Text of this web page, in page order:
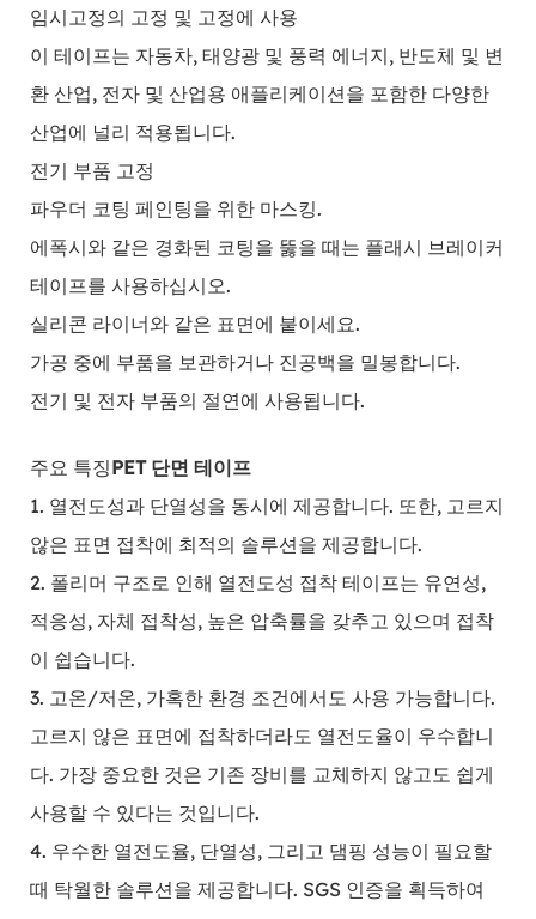
임시고정의 고정 및 고정에 사용
이 테이프는 자동차, 태양광 및 풍력 에너지, 반도체 및 변
환 산업, 전자 및 산업용 애플리케이션을 포함한 다양한
산업에 널리 적용됩니다.
전기 부품 고정
파우더 코팅 페인팅을 위한 마스킹.
에폭시와 같은 경화된 코팅을 뚫을 때는 플래시 브레이커
테이프를 사용하십시오.
실리콘 라이너와 같은 표면에 붙이세요.
가공 중에 부품을 보관하거나 진공백을 밀봉합니다.
전기 및 전자 부품의 절연에 사용됩니다.
주요 특징PET 단면 테이프
1. 열전도성과 단열성을 동시에 제공합니다. 또한, 고르지
않은 표면 접착에 최적의 솔루션을 제공합니다.
2. 폴리머 구조로 인해 열전도성 접착 테이프는 유연성,
적응성, 자체 접착성, 높은 압축률을 갖추고 있으며 접착
이 쉽습니다.
3. 고온/저온, 가혹한 환경 조건에서도 사용 가능합니다.
고르지 않은 표면에 접착하더라도 열전도율이 우수합니
다. 가장 중요한 것은 기존 장비를 교체하지 않고도 쉽게
사용할 수 있다는 것입니다.
4. 우수한 열전도율, 단열성, 그리고 댐핑 성능이 필요할
때 탁월한 솔루션을 제공합니다. SGS 인증을 획득하여